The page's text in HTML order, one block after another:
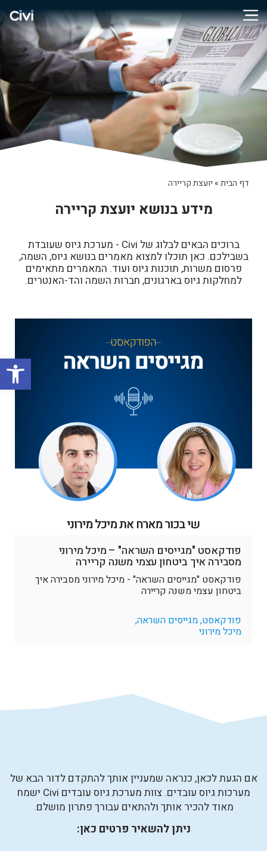
דף הבית» יועצת קריירה
מידע בנושא יועצת קריירה
ברוכים הבאים לבלוג של Civi - מערכת גיוס שעובדת
בשבילכם. כאן תוכלו למצוא מאמרים בנושא גיוס, השמה,
פרסום משרות, תוכנות גיוס ועוד. המאמרים מתאימים
למחלקות גיוס בארגונים, חברות השמה והד-האנטרים.
פודקאסט "מגייסים השראה" – מיכל מירוני
מסבירה איך ביטחון עצמי משנה קריירה
פודקאסט "מגייסים השראה" - מיכל מירוני מסבירה איך
ביטחון עצמי משנה קריירה
פודקאסט, מגייסים השראה,
מיכל מירוני
אם הגעת לכאן, כנראה שמעניין אותך להתקדם לדור הבא של
מערכות גיוס עובדים. צוות מערכת גיוס עובדים Civi ישמח
מאוד להכיר אותך ולהתאים עבורך פתרון מושלם.
ניתן להשאיר פרטים כאן:
פתח